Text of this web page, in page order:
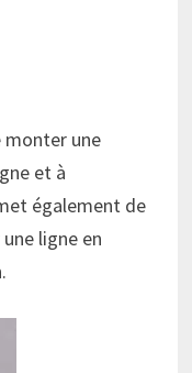
une
et à
également de
ligne en